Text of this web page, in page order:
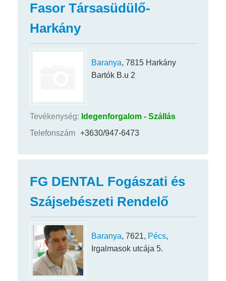
Fasor Társasüdülő-
Harkány
Baranya, 7815 Harkány
Bartók B.u 2
Tevékenység: Idegenforgalom - Szállás
Telefonszám +3630/947-6473
FG DENTAL Fogászati és
Szájsebészeti Rendelő
Baranya, 7621, Pécs,
Irgalmasok utcája 5.